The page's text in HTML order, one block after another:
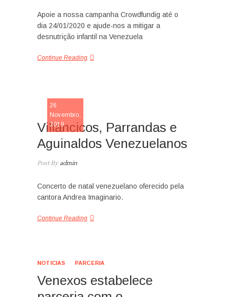
Apoie a nossa campanha Crowdfundig até o
dia 24/01/2020 e ajude-nos a mitigar a
desnutrição infantil na Venezuela
Continue Reading
26
Novembro,
2019
Villancicos, Parrandas e
Aguinaldos Venezuelanos
Post Byadmin
Concerto de natal venezuelano oferecido pela
cantora Andrea Imaginario.
Continue Reading
NOTICIAS PARCERIA
Venexos estabelece